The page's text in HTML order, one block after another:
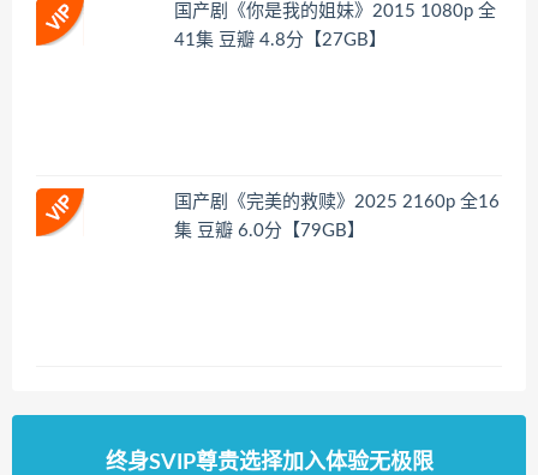
国产剧《你是我的姐妹》2015 1080p 全
41集 豆瓣 4.8分【27GB】
国产剧《完美的救赎》2025 2160p 全16
集 豆瓣 6.0分【79GB】
终身SVIP尊贵选择加入体验无极限